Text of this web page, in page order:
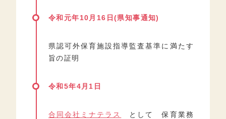
令和元年10月16日(県知事通知)
県認可外保育施設指導監査基準に満たす
旨の証明
令和5年4月1日
合同会社ミナテラス
として 保育業務